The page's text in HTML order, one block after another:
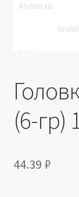
(6-гр)
44.39 ₽